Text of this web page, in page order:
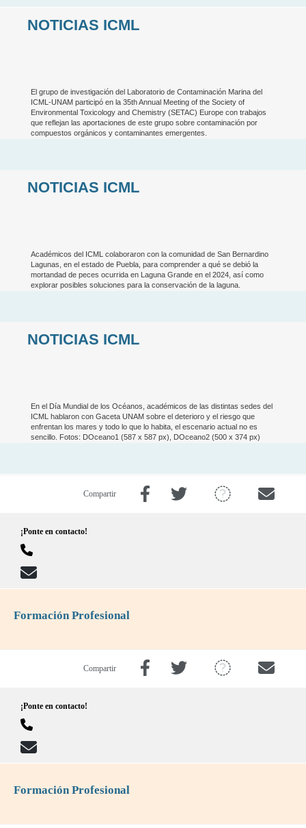
NOTICIAS ICML
El grupo de investigación del Laboratorio de Contaminación Marina del
ICML-UNAM participó en la 35th Annual Meeting of the Society of
Environmental Toxicology and Chemistry (SETAC) Europe con trabajos
que reflejan las aportaciones de este grupo sobre contaminación por
compuestos orgánicos y contaminantes emergentes.
NOTICIAS ICML
Académicos del ICML colaboraron con la comunidad de San Bernardino
Lagunas, en el estado de Puebla, para comprender a qué se debió la
mortandad de peces ocurrida en Laguna Grande en el 2024, así como
explorar posibles soluciones para la conservación de la laguna.
NOTICIAS ICML
En el Día Mundial de los Océanos, académicos de las distintas sedes del
ICML hablaron con Gaceta UNAM sobre el deterioro y el riesgo que
enfrentan los mares y todo lo que lo habita, el escenario actual no es
sencillo. Fotos: DOceano1 (587 x 587 px), DOceano2 (500 x 374 px)
Compartir
¡Ponte en contacto!
Formación Profesional
Compartir
¡Ponte en contacto!
Formación Profesional